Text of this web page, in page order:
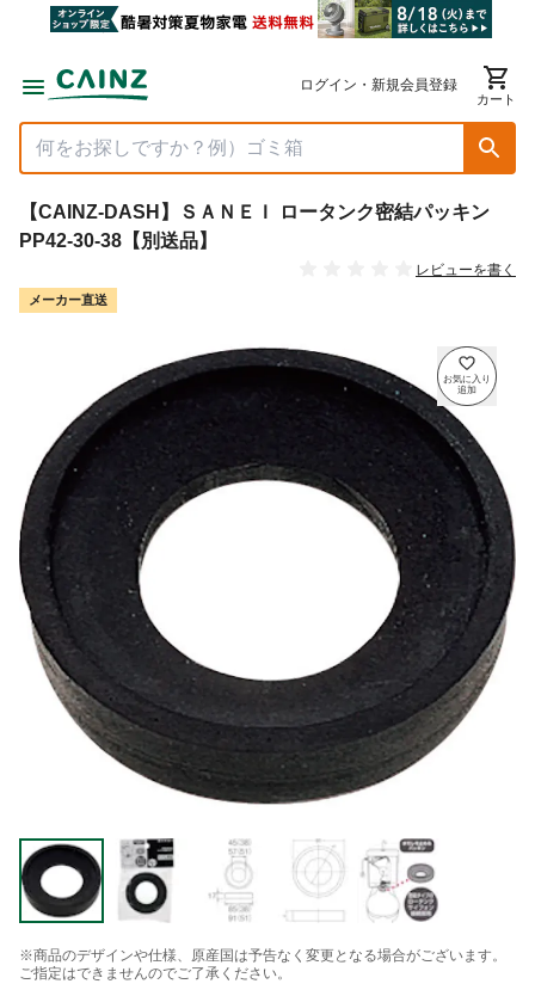
ログイン・新規会員登録
カート
【CAINZ-DASH】ＳＡＮＥＩ ロータンク密結パッキン
PP42-30-38【別送品】
レビューを書く
メーカー直送
※商品のデザインや仕様、原産国は予告なく変更となる場合がございます。
ご指定はできませんのでご了承ください。